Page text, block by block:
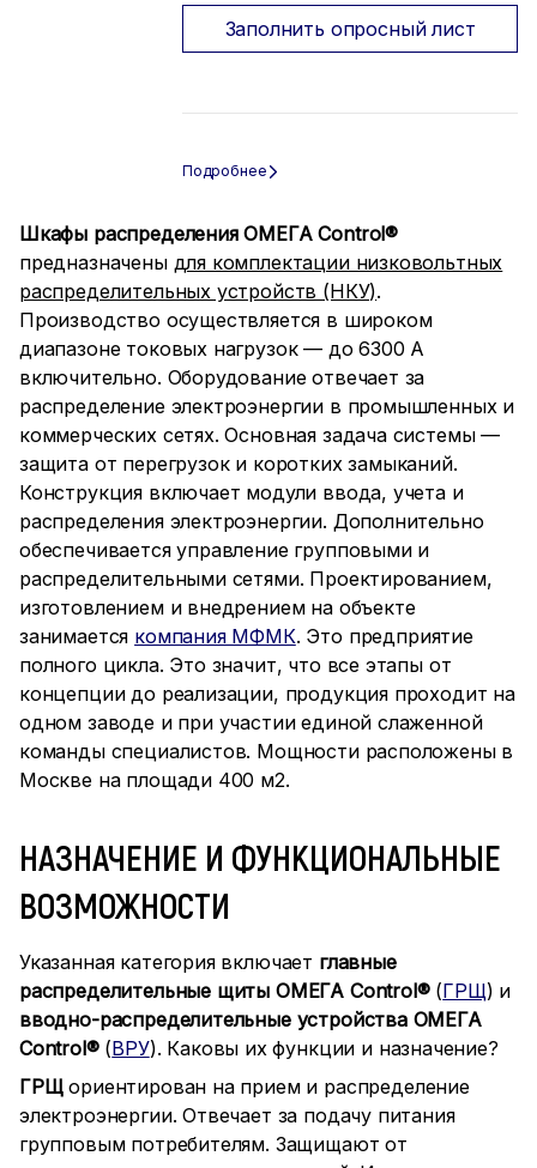
Заполнить опросный лист
Шкафы распределения ОМЕГА Control®
предназначены для комплектации низковольтных
распределительных устройств (НКУ).
Производство осуществляется в широком
диапазоне токовых нагрузок — до 6300 А
включительно. Оборудование отвечает за
распределение электроэнергии в промышленных и
коммерческих сетях. Основная задача системы —
защита от перегрузок и коротких замыканий.
Конструкция включает модули ввода, учета и
распределения электроэнергии. Дополнительно
обеспечивается управление групповыми и
распределительными сетями. Проектированием,
изготовлением и внедрением на объекте
занимается компания МФМК. Это предприятие
полного цикла. Это значит, что все этапы от
концепции до реализации, продукция проходит на
одном заводе и при участии единой слаженной
команды специалистов. Мощности расположены в
Москве на площади 400 м2.
НАЗНАЧЕНИЕ И ФУНКЦИОНАЛЬНЫЕ
ВОЗМОЖНОСТИ
Указанная категория включает главные
распределительные щиты ОМЕГА Control®(ГРЩ) и
вводно-распределительные устройства ОМЕГА
Control®(ВРУ). Каковы их функции и назначение?
ГРЩориентирован на прием и распределение
электроэнергии. Отвечает за подачу питания
групповым потребителям. Защищают от